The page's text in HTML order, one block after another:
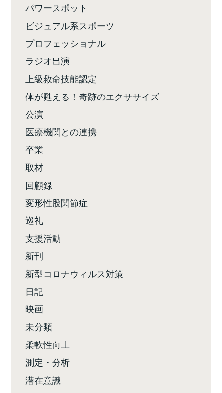
パワースポット
ビジュアル系スポーツ
プロフェッショナル
ラジオ出演
上級救命技能認定
体が甦える！奇跡のエクササイズ
公演
医療機関との連携
卒業
取材
回顧録
変形性股関節症
巡礼
支援活動
新刊
新型コロナウィルス対策
日記
映画
未分類
柔軟性向上
測定・分析
潜在意識